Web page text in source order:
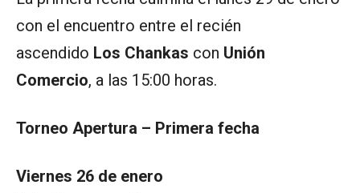
con el encuentro entre el recién
ascendido Los Chankas con Unión
Comercio, a las 15:00 horas.
Torneo Apertura – Primera fecha
Viernes 26 de enero